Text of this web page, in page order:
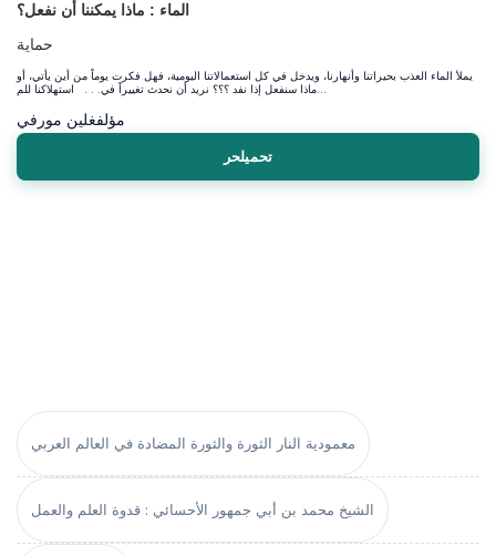
معمودية النار الثورة والثورة المضادة في العالم العربي
الشيخ محمد بن أبي جمهور الأحسائي : قدوة العلم والعمل
الماء : ماذا يمكننا أن نفعل؟
حماية
يملأ الماء العذب بحيراتنا وأنهارنا، ويدخل في كل استعمالاتنا اليومية، فهل فكرت يوماً من أين يأتي، أو
مؤلفغلين مورفي
تحميلحر